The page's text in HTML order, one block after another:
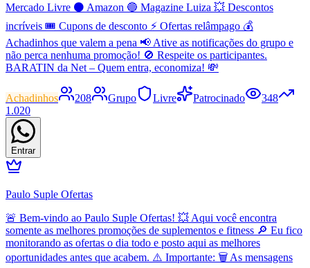
Mercado Livre ⚫ Amazon 🔵 Magazine Luiza 💥 Descontos
incríveis 🎟️ Cupons de desconto ⚡ Ofertas relâmpago 💰
Achadinhos que valem a pena 📢 Ative as notificações do grupo e
não perca nenhuma promoção! 🚫 Respeite os participantes.
BARATIN da Net – Quem entra, economiza! 💸
Achadinhos 208 Grupo Livre Patrocinado
348
1.020
Entrar
Paulo Suple Ofertas
🚨 Bem-vindo ao Paulo Suple Ofertas! 💥 Aqui você encontra
somente as melhores promoções de suplementos e fitness 🔎 Eu fico
monitorando as ofertas o dia todo e posto aqui as melhores
oportunidades antes que acabem. ⚠️ Importante: 🗑️ As mensagens